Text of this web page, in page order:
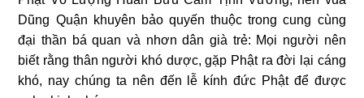
Dũng Quận khuyên bảo quyến thuộc trong cung cùng
đại thần bá quan và nhơn dân già trẻ: Mọi người nên
biết rằng thân người khó dược, gặp Phật ra đời lại cáng
khó, nay chúng ta nên đến lễ kính đức Phật để được